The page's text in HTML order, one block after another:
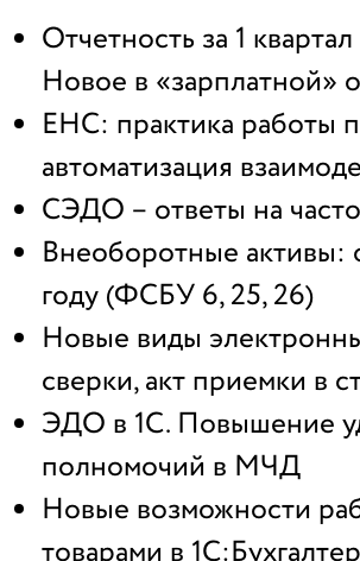
Отчетность за 1
Новое в «зарплатной»
ЕНС: практика работы
автоматизация
СЭДО – ответы на
Внеоборотные активы:
году (ФСБУ 6, 25, 26)
Новые виды
сверки, акт приемки в
ЭДО в 1С. Повышение
полномочий в МЧД
Новые возможности